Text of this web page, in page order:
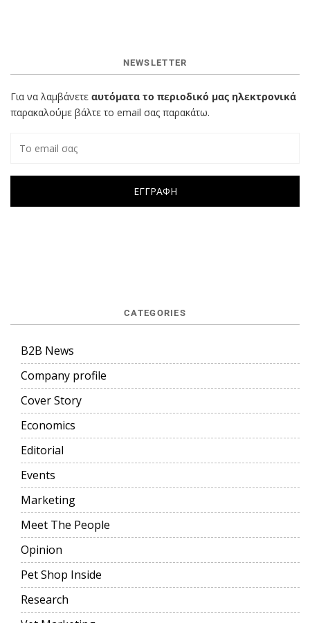
NEWSLETTER
Για να λαμβάνετε αυτόματα το περιοδικό μας ηλεκτρονικά
παρακαλούμε βάλτε το email σας παρακάτω.
CATEGORIES
B2B News
Company profile
Cover Story
Economics
Editorial
Events
Marketing
Meet The People
Opinion
Pet Shop Inside
Research